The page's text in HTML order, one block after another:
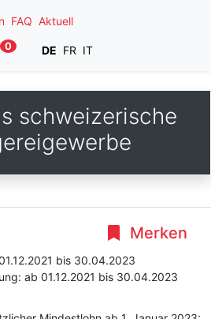
FAQ Aktuell
0 DE FR IT
schweizerische
Merken
bis 30.04.2023
ab 01.12.2021 bis 30.04.2023